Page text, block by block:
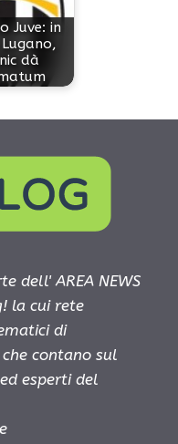
Juve: in
dà
dell' AREA NEWS
la cui rete
di
contano sul
esperti del